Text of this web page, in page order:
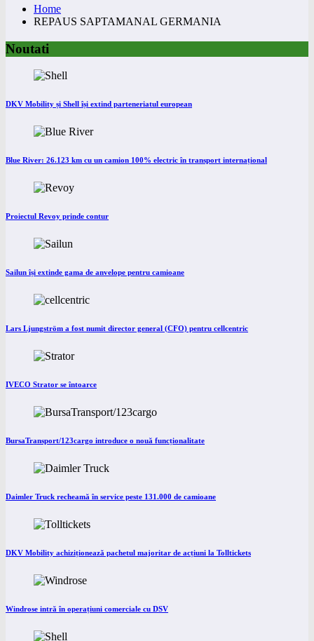
Home
REPAUS SAPTAMANAL GERMANIA
Noutati
DKV Mobility și Shell își extind parteneriatul european
Blue River: 26.123 km cu un camion 100% electric în transport internațional
Proiectul Revoy prinde contur
Sailun își extinde gama de anvelope pentru camioane
Lars Ljungström a fost numit director general (CFO) pentru cellcentric
IVECO Strator se întoarce
BursaTransport/123cargo introduce o nouă funcționalitate
Daimler Truck recheamă în service peste 131.000 de camioane
DKV Mobility achiziționează pachetul majoritar de acțiuni la Tolltickets
Windrose intră în operațiuni comerciale cu DSV